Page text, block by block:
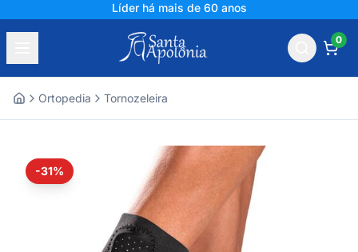
Líder há mais de 60 anos
0
Ortopedia Tornozeleira
-31%